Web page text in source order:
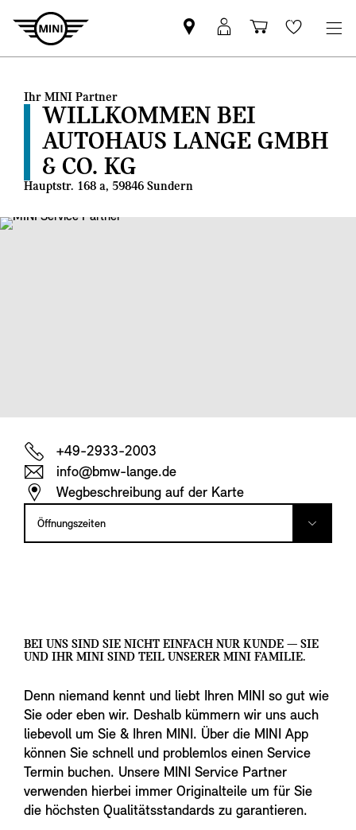
MINI
Partner
MINI
Login
Wishlist
Ihr MINI Partner
WILLKOMMEN BEI
AUTOHAUS LANGE GMBH
& CO. KG
Hauptstr. 168 a, 59846 Sundern
+49-2933-2003
info@bmw-lange.de
Wegbeschreibung auf der Karte
Öffnungszeiten
BEI UNS SIND SIE NICHT EINFACH NUR KUNDE — SIE
UND IHR MINI SIND TEIL UNSERER MINI FAMILIE.
Denn niemand kennt und liebt Ihren MINI so gut wie
Sie oder eben wir. Deshalb kümmern wir uns auch
liebevoll um Sie & Ihren MINI. Über die MINI App
können Sie schnell und problemlos einen Service
Termin buchen. Unsere MINI Service Partner
verwenden hierbei immer Originalteile um für Sie
die höchsten Qualitätsstandards zu garantieren.